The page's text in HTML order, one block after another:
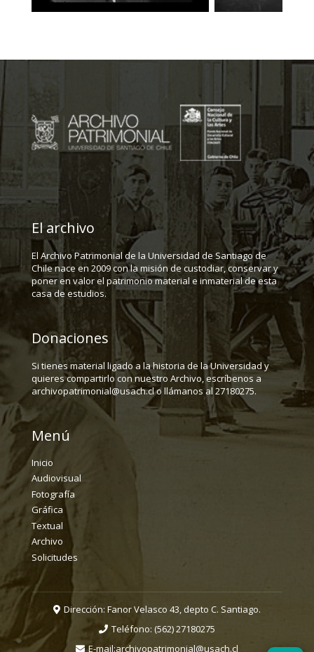
El archivo
El Archivo Patrimonial de la Universidad de Santiago de
Chile nace en 2009 con la misión de custodiar, conservar y
poner en valor el patrimonio material e inmaterial de esta
casa de estudios.
Donaciones
Si tienes material ligado a la historia de la Universidad y
quieres compartirlo con nuestro Archivo, escríbenos a
archivopatrimonial@usach.cl o llámanos al 27180275.
Menú
Inicio
Audiovisual
Fotografía
Gráfica
Textual
Archivo
Solicitudes
Dirección: Fanor Velasco 43, depto C. Santiago.
Teléfono: (562) 27180275
E-mail:archivopatrimonial@usach.cl